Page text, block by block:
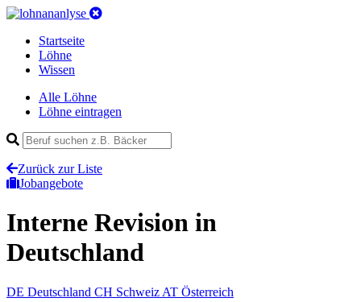
Startseite
Löhne
Wissen
Alle Löhne
Löhne eintragen
Zurück zur Liste
Jobangebote
Interne Revision in
Deutschland
DE Deutschland CH Schweiz AT Österreich